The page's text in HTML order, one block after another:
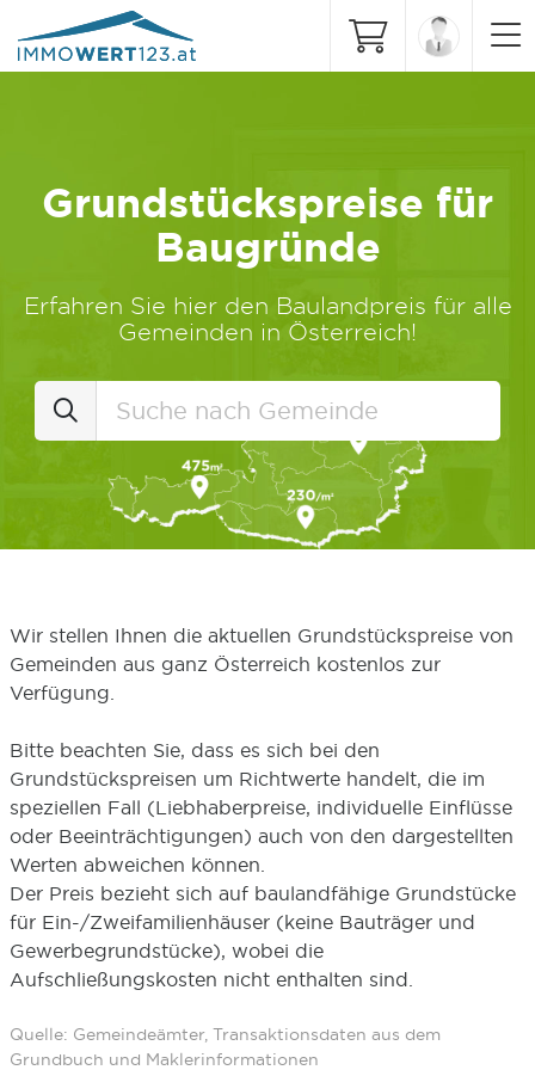
Grundstückspreise für
Baugründe
Erfahren Sie hier den Baulandpreis für alle
Gemeinden in Österreich!
Wir stellen Ihnen die aktuellen Grundstückspreise von
Gemeinden aus ganz Österreich kostenlos zur
Verfügung.
Bitte beachten Sie, dass es sich bei den
Grundstückspreisen um Richtwerte handelt, die im
speziellen Fall (Liebhaberpreise, individuelle Einflüsse
oder Beeinträchtigungen) auch von den dargestellten
Werten abweichen können.
Der Preis bezieht sich auf baulandfähige Grundstücke
für Ein-/Zweifamilienhäuser (keine Bauträger und
Gewerbegrundstücke), wobei die
Aufschließungskosten nicht enthalten sind.
Quelle: Gemeindeämter, Transaktionsdaten aus dem
Grundbuch und Maklerinformationen